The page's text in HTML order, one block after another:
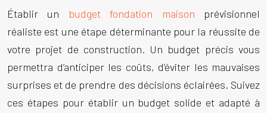
Établir un budget fondation maison prévisionnel
réaliste est une étape déterminante pour la réussite de
votre projet de construction. Un budget précis vous
permettra d’anticiper les coûts, d’éviter les mauvaises
surprises et de prendre des décisions éclairées. Suivez
ces étapes pour établir un budget solide et adapté à